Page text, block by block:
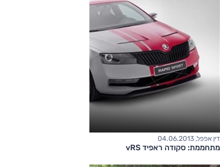
דין אפפל, 04.06.2013
מתחממת: סקודה ראפיד vRS